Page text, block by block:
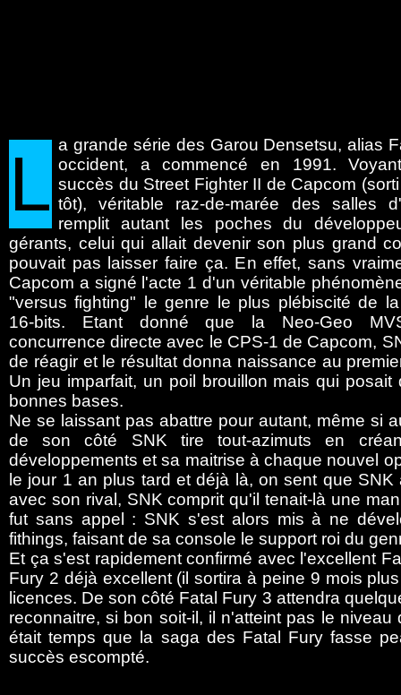
L a grande série des Garou Densetsu, alias
occident, a commencé en 1991.
succès du Street Fighter II de Capcom
tôt), véritable raz-de-marée des salles
remplit autant les poches du
gérants, celui qui allait devenir son plus grand
pouvait pas laisser faire ça. En effet, sans
Capcom a signé l'acte 1 d'un véritable
"versus fighting" le genre le plus plébiscité de
16-bits. Etant donné que la Neo-Geo
concurrence directe avec le CPS-1 de Capcom,
de réagir et le résultat donna naissance au
Un jeu imparfait, un poil brouillon mais qui posait
bonnes bases.
Ne se laissant pas abattre pour autant, même si
de son côté SNK tire tout-azimuts en
développements et sa maitrise à chaque nouvel
le jour 1 an plus tard et déjà là, on sent que
avec son rival, SNK comprit qu'il tenait-là une
fut sans appel : SNK s'est alors mis à ne
fithings, faisant de sa console le support roi du
Et ça s'est rapidement confirmé avec l'excellent
Fury 2 déjà excellent (il sortira à peine 9 mois
licences. De son côté Fatal Fury 3 attendra
reconnaitre, si bon soit-il, il n'atteint pas le
était temps que la saga des Fatal Fury fasse
succès escompté.